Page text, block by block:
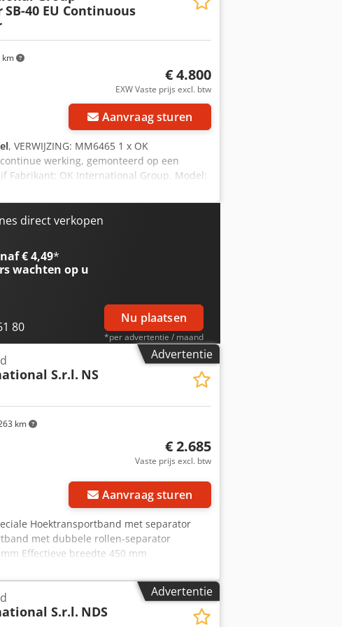
SB-40 EU Continuous
€ 4.800
EXW Vaste prijs excl. btw
Aanvraag sturen
, VERWIJZING: MM6465 1 x OK
werking, gemonteerd op een
Fabrikant: OK International Group. Model:
m/min. Materiaal van de zak:
rechts naar links. LET OP: Er zijn 2
direct verkopen
€ 4,49*
wachten op u
80
Nu plaatsen
*per advertentie / maand
Advertentie
km
S.r.l. NS
€ 2.685
Vaste prijs excl. btw
Aanvraag sturen
Hoektransportband met separator
met dubbele rollen-separator
Effectieve breedte 450 mm
750 - 1050 mm Instelbare hoek in het
20 mm Afstand tussen
geremde wielen Zijdelingse
met Supergrip band en
Advertentie
S.r.l. NDS